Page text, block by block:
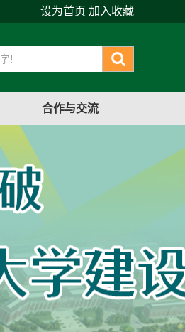
设为首页 加入收藏
合作与交流